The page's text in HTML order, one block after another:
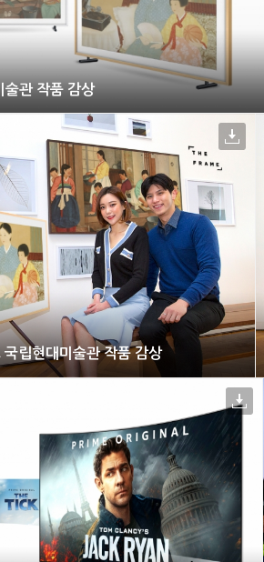
술관 작품 감상
국립현대미술관 작품 감상